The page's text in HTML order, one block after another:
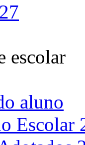
escolar
aluno
Escolar